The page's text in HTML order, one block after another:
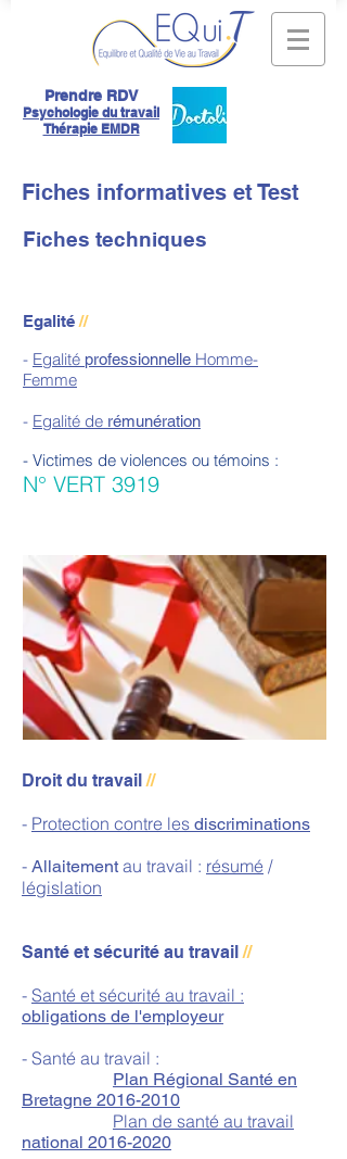
Prendre RDV
Psychologie du travail
Thérapie EMDR
Fiches informatives et Test
Fiches techniques
Egalité //
- Egalité professionnelle Homme-
Femme
- Egalité de rémunération
- Victimes de violences ou témoins :
N° VERT 3919
Droit du travail//
- Protection contre les discriminations
- Allaitement au travail : résumé /
législation
Santé et sécurité au travail//
- Santé et sécurité au travail :
obligations de l'employeur
- Santé au travail :
Plan Régional Santé en
Bretagne 2016-2010
Plan de santé au travail
national 2016-2020